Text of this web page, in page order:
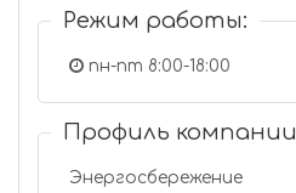
Режим работы:
пн-пт 8:00-18:00
Профиль компании
Энергосбережение